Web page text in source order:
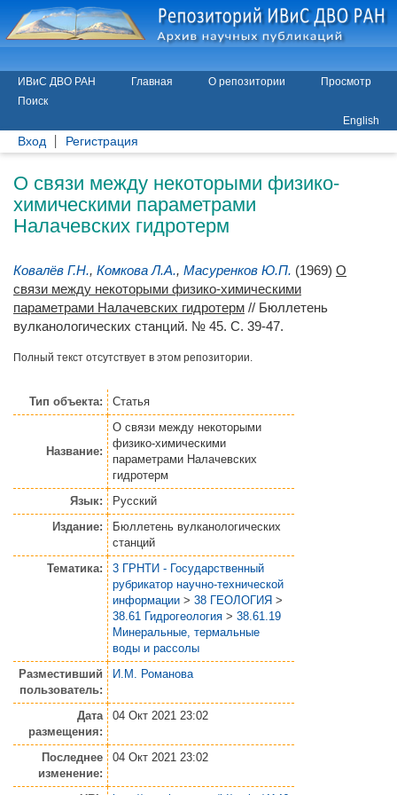
ИВиС ДВО РАН Главная О репозитории
Просмотр
Поиск
English
Вход Регистрация
О связи между некоторыми физико-
химическими параметрами
Налачевских гидротерм
Ковалёв Г.Н., Комкова Л.А., Масуренков Ю.П. (1969) О
связи между некоторыми физико-химическими
параметрами Налачевских гидротерм // Бюллетень
вулканологических станций. № 45. С. 39-47.
Полный текст отсутствует в этом репозитории.
Тип объекта: Статья
Название:
О связи между некоторыми
физико-химическими
параметрами Налачевских
гидротерм
Язык:
Русский
Издание:
Бюллетень вулканологических
станций
Тематика:
3 ГРНТИ - Государственный
рубрикатор научно-технической
информации > 38 ГЕОЛОГИЯ >
38.61 Гидрогеология > 38.61.19
Минеральные, термальные
воды и рассолы
Разместивший
пользователь:
И.М. Романова
Дата
размещения:
04 Окт 2021 23:02
Последнее
изменение:
04 Окт 2021 23:02